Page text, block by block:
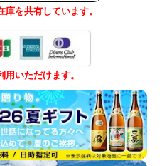
を共有しています。
いただけます。